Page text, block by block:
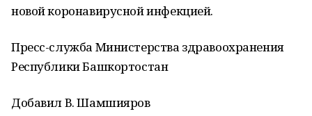
новой коронавирусной инфекцией.
Пресс-служба Министерства здравоохранения
Республики Башкортостан
Добавил В. Шамшияров